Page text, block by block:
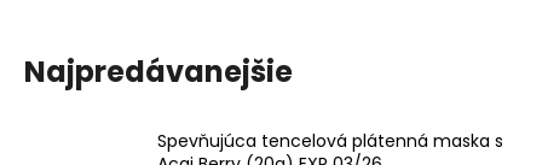
Najpredávanejšie
Spevňujúca tencelová plátenná maska s
u